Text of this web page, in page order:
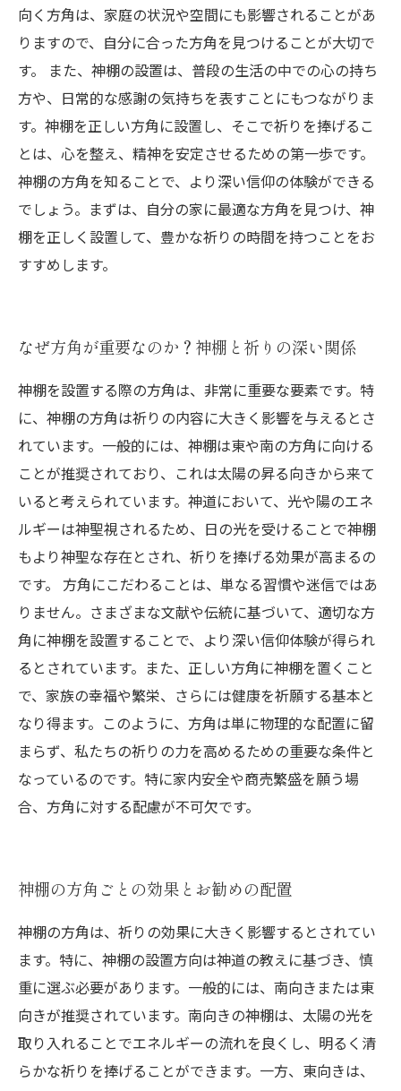
向く方角は、家庭の状況や空間にも影響されることがあ
りますので、自分に合った方角を見つけることが大切で
す。 また、神棚の設置は、普段の生活の中での心の持ち
方や、日常的な感謝の気持ちを表すことにもつながりま
す。神棚を正しい方角に設置し、そこで祈りを捧げるこ
とは、心を整え、精神を安定させるための第一歩です。
神棚の方角を知ることで、より深い信仰の体験ができる
でしょう。まずは、自分の家に最適な方角を見つけ、神
棚を正しく設置して、豊かな祈りの時間を持つことをお
すすめします。
なぜ方角が重要なのか？神棚と祈りの深い関係
神棚を設置する際の方角は、非常に重要な要素です。特
に、神棚の方角は祈りの内容に大きく影響を与えるとさ
れています。一般的には、神棚は東や南の方角に向ける
ことが推奨されており、これは太陽の昇る向きから来て
いると考えられています。神道において、光や陽のエネ
ルギーは神聖視されるため、日の光を受けることで神棚
もより神聖な存在とされ、祈りを捧げる効果が高まるの
です。 方角にこだわることは、単なる習慣や迷信ではあ
りません。さまざまな文献や伝統に基づいて、適切な方
角に神棚を設置することで、より深い信仰体験が得られ
るとされています。また、正しい方角に神棚を置くこと
で、家族の幸福や繁栄、さらには健康を祈願する基本と
なり得ます。このように、方角は単に物理的な配置に留
まらず、私たちの祈りの力を高めるための重要な条件と
なっているのです。特に家内安全や商売繁盛を願う場
合、方角に対する配慮が不可欠です。
神棚の方角ごとの効果とお勧めの配置
神棚の方角は、祈りの効果に大きく影響するとされてい
ます。特に、神棚の設置方向は神道の教えに基づき、慎
重に選ぶ必要があります。一般的には、南向きまたは東
向きが推奨されています。南向きの神棚は、太陽の光を
取り入れることでエネルギーの流れを良くし、明るく清
らかな祈りを捧げることができます。一方、東向きは、